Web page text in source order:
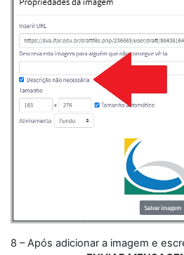
8 – Após adicionar a imagem e